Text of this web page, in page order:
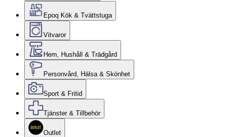
Epoq Kök & Tvättstuga
Vitvaror
Hem, Hushåll & Trädgård
Personvård, Hälsa & Skönhet
Sport & Fritid
Tjänster & Tillbehör
Outlet